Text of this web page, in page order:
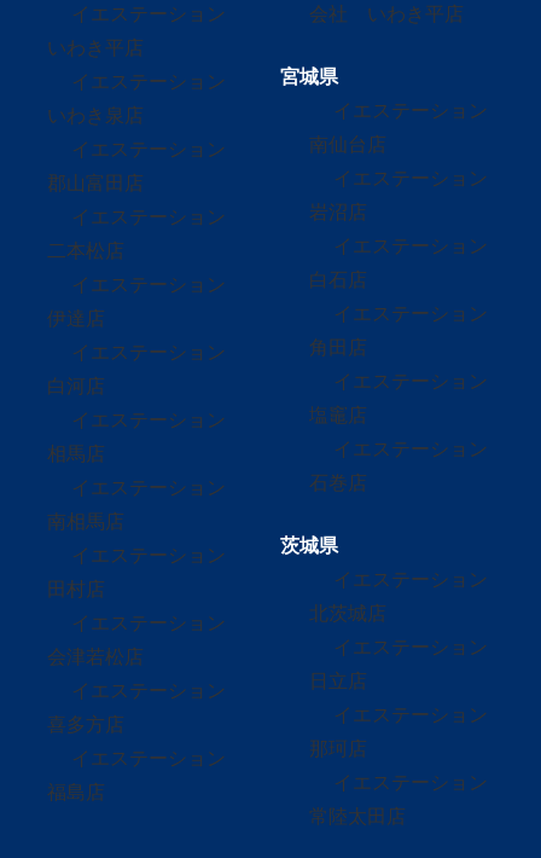
イエステーション
いわき平店
イエステーション
いわき泉店
イエステーション
郡山富田店
イエステーション
二本松店
イエステーション
伊達店
イエステーション
白河店
イエステーション
相馬店
イエステーション
南相馬店
イエステーション
田村店
イエステーション
会津若松店
イエステーション
喜多方店
イエステーション
福島店
会社 いわき平店
宮城県
イエステーション
南仙台店
イエステーション
岩沼店
イエステーション
白石店
イエステーション
角田店
イエステーション
塩竈店
イエステーション
石巻店
茨城県
イエステーション
北茨城店
イエステーション
日立店
イエステーション
那珂店
イエステーション
常陸太田店